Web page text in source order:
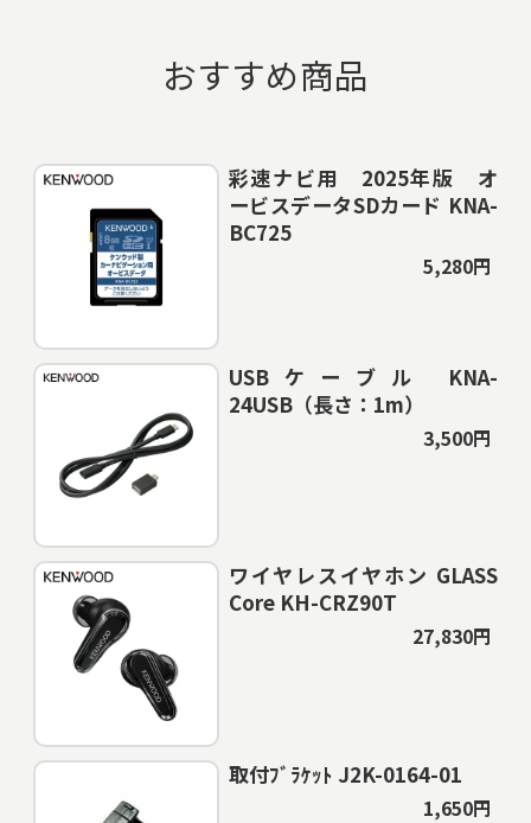
おすすめ商品
彩速ナビ用 2025年版 オ
ービスデータSDカード KNA-
BC725
5,280円
USBケーブル KNA-
24USB（長さ：1m）
3,500円
ワイヤレスイヤホン GLASS
Core KH-CRZ90T
27,830円
取付ﾌﾞﾗｹｯﾄ J2K-0164-01
1,650円